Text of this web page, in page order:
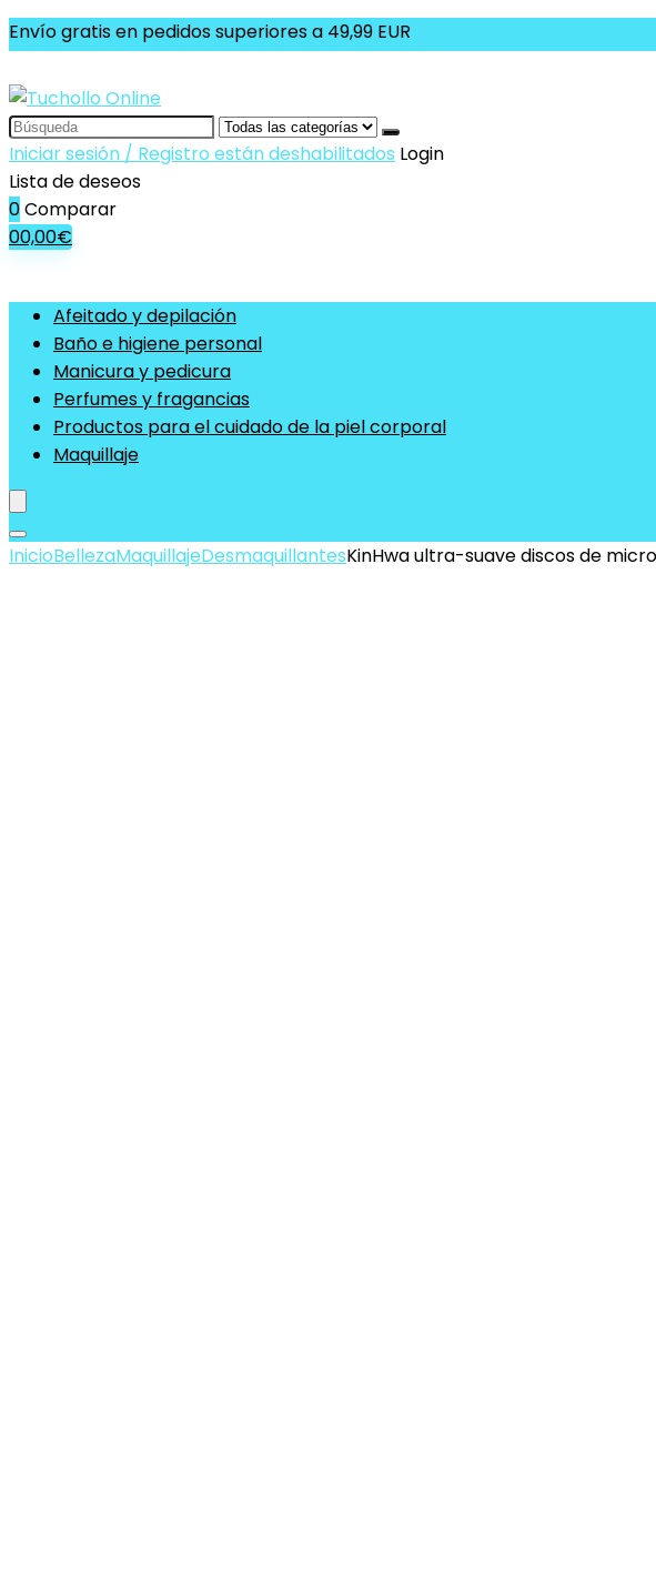
Envío gratis en pedidos superiores a 49,99 EUR
Search
for:
Iniciar sesión / Registro están deshabilitados Login
Lista de deseos
0Comparar
00,00€
Afeitado y depilación
Baño e higiene personal
Manicura y pedicura
Perfumes y fragancias
Productos para el cuidado de la piel corporal
Maquillaje
InicioBellezaMaquillajeDesmaquillantesKinHwa ultra-suave discos de